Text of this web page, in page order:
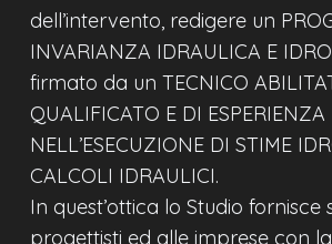
dell’intervento, redigere un
INVARIANZA IDRAULICA E
firmato da un TECNICO
QUALIFICATO E DI ESPERIENZA
NELL’ESECUZIONE DI STIME
CALCOLI IDRAULICI.
In quest’ottica lo Studio
progettisti ed alle imprese con